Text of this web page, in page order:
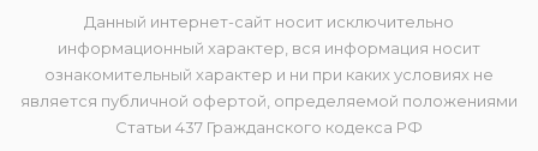
Данный интернет-сайт носит исключительно
информационный характер, вся информация носит
ознакомительный характер и ни при каких условиях не
является публичной офертой, определяемой положениями
Статьи 437 Гражданского кодекса РФ